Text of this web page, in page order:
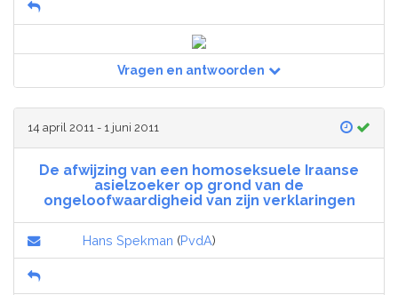
Vragen en antwoorden
14 april 2011 - 1 juni 2011
De afwijzing van een homoseksuele Iraanse
asielzoeker op grond van de
ongeloofwaardigheid van zijn verklaringen
Hans Spekman (PvdA)